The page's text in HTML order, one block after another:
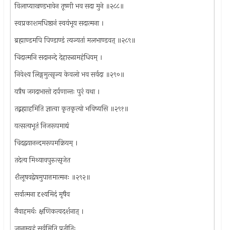
विलाप्याखण्डभावेन तूष्णी भव सदा मुने ॥२८८॥
स्वप्रकाशमधिष्ठानं स्वयंभूय सदात्मना ।
ब्रह्माण्डमपि पिण्डाण्डं त्यज्यतां मलभाण्डवत् ॥२८९॥
चिदात्मनि सदानन्दे देहारूढामहंधियम् ।
निवेश्य लिङ्गमुत्सृज्य केवलो भव सर्वदा ॥२९०॥
यत्रैष जगदाभासो दर्पणान्तः पुरं यथा ।
तद्ब्रह्माहमिति ज्ञात्वा कृतकृत्यो भविष्यसि ॥२९१॥
यत्सत्यभूतं निजरूपमाद्यं
चिदद्वयानन्दमरूपमक्रियम् ।
तदेत्य मिथ्यावपुरुत्सृजेत
शैलूषवद्वेषमुपात्तमात्मनः ॥२९२॥
सर्वात्मना दृश्यमिदं मृषैव
नैवाहमर्थः क्षणिकत्वदर्शनात् ।